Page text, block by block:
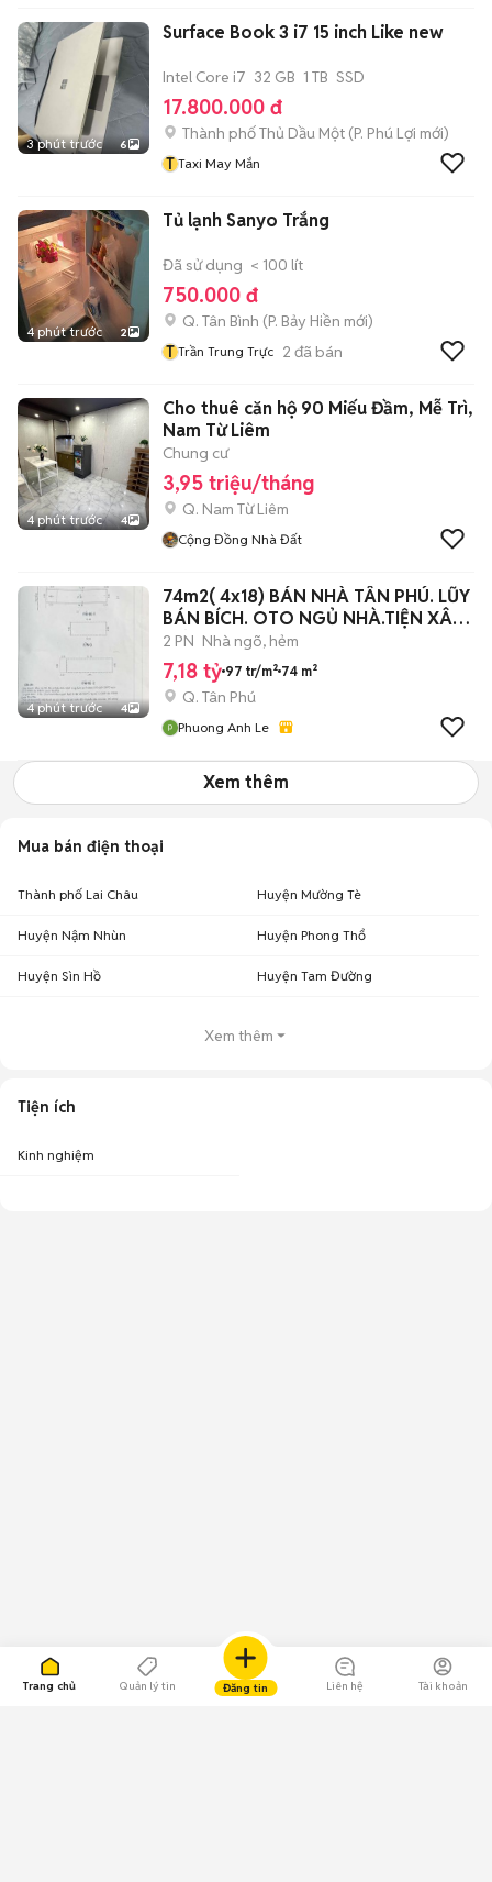
Trang chủ Quản lý tin Đăng tin Liên hệ Tài khoản
3 phút trước 6
Surface Book 3 i7 15 inch Like new
Intel Core i7 32 GB 1 TB SSD
17.800.000 đ
Thành phố Thủ Dầu Một (P. Phú Lợi mới)
T Taxi May Mắn
4 phút trước 2
Tủ lạnh Sanyo Trắng
Đã sử dụng < 100 lít
750.000 đ
Q. Tân Bình (P. Bảy Hiền mới)
T Trần Trung Trực 2 đã bán
4 phút trước 4
Cho thuê căn hộ 90 Miếu Đầm, Mễ Trì,
Nam Từ Liêm
Chung cư
3,95 triệu/tháng
Q. Nam Từ Liêm
Cộng Đồng Nhà Đất
4 phút trước 4
74m2( 4x18) BÁN NHÀ TÂN PHÚ. LŨY
BÁN BÍCH. OTO NGỦ NHÀ.TIỆN XÂY
MỚI.
2 PN Nhà ngõ, hẻm
7,18 tỷ 97 tr/m² 74 m²
Q. Tân Phú
Phuong Anh Le
Xem thêm
Mua bán điện thoại
Thành phố Lai Châu Huyện Mường Tè
Huyện Nậm Nhùn Huyện Phong Thổ
Huyện Sìn Hồ Huyện Tam Đường
Xem thêm
Tiện ích
Kinh nghiệm